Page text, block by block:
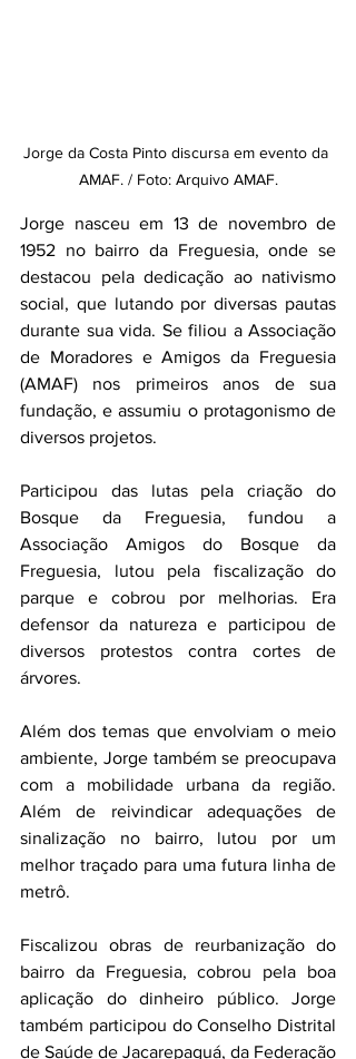
Jorge da Costa Pinto discursa em evento da
AMAF. / Foto: Arquivo AMAF.
Jorge nasceu em 13 de novembro de
1952 no bairro da Freguesia, onde se
destacou pela dedicação ao nativismo
social, que lutando por diversas pautas
durante sua vida. Se filiou a Associação
de Moradores e Amigos da Freguesia
(AMAF) nos primeiros anos de sua
fundação, e assumiu o protagonismo de
diversos projetos.
Participou das lutas pela criação do
Bosque da Freguesia, fundou a
Associação Amigos do Bosque da
Freguesia, lutou pela fiscalização do
parque e cobrou por melhorias. Era
defensor da natureza e participou de
diversos protestos contra cortes de
árvores.
Além dos temas que envolviam o meio
ambiente, Jorge também se preocupava
com a mobilidade urbana da região.
Além de reivindicar adequações de
sinalização no bairro, lutou por um
melhor traçado para uma futura linha de
metrô.
Fiscalizou obras de reurbanização do
bairro da Freguesia, cobrou pela boa
aplicação do dinheiro público. Jorge
também participou do Conselho Distrital
de Saúde de Jacarepaguá, da Federação